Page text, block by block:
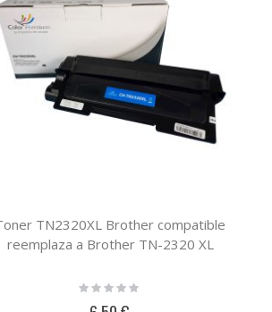
TN2320XL Brother compatible
reemplaza a Brother TN-2320 XL
Rating: